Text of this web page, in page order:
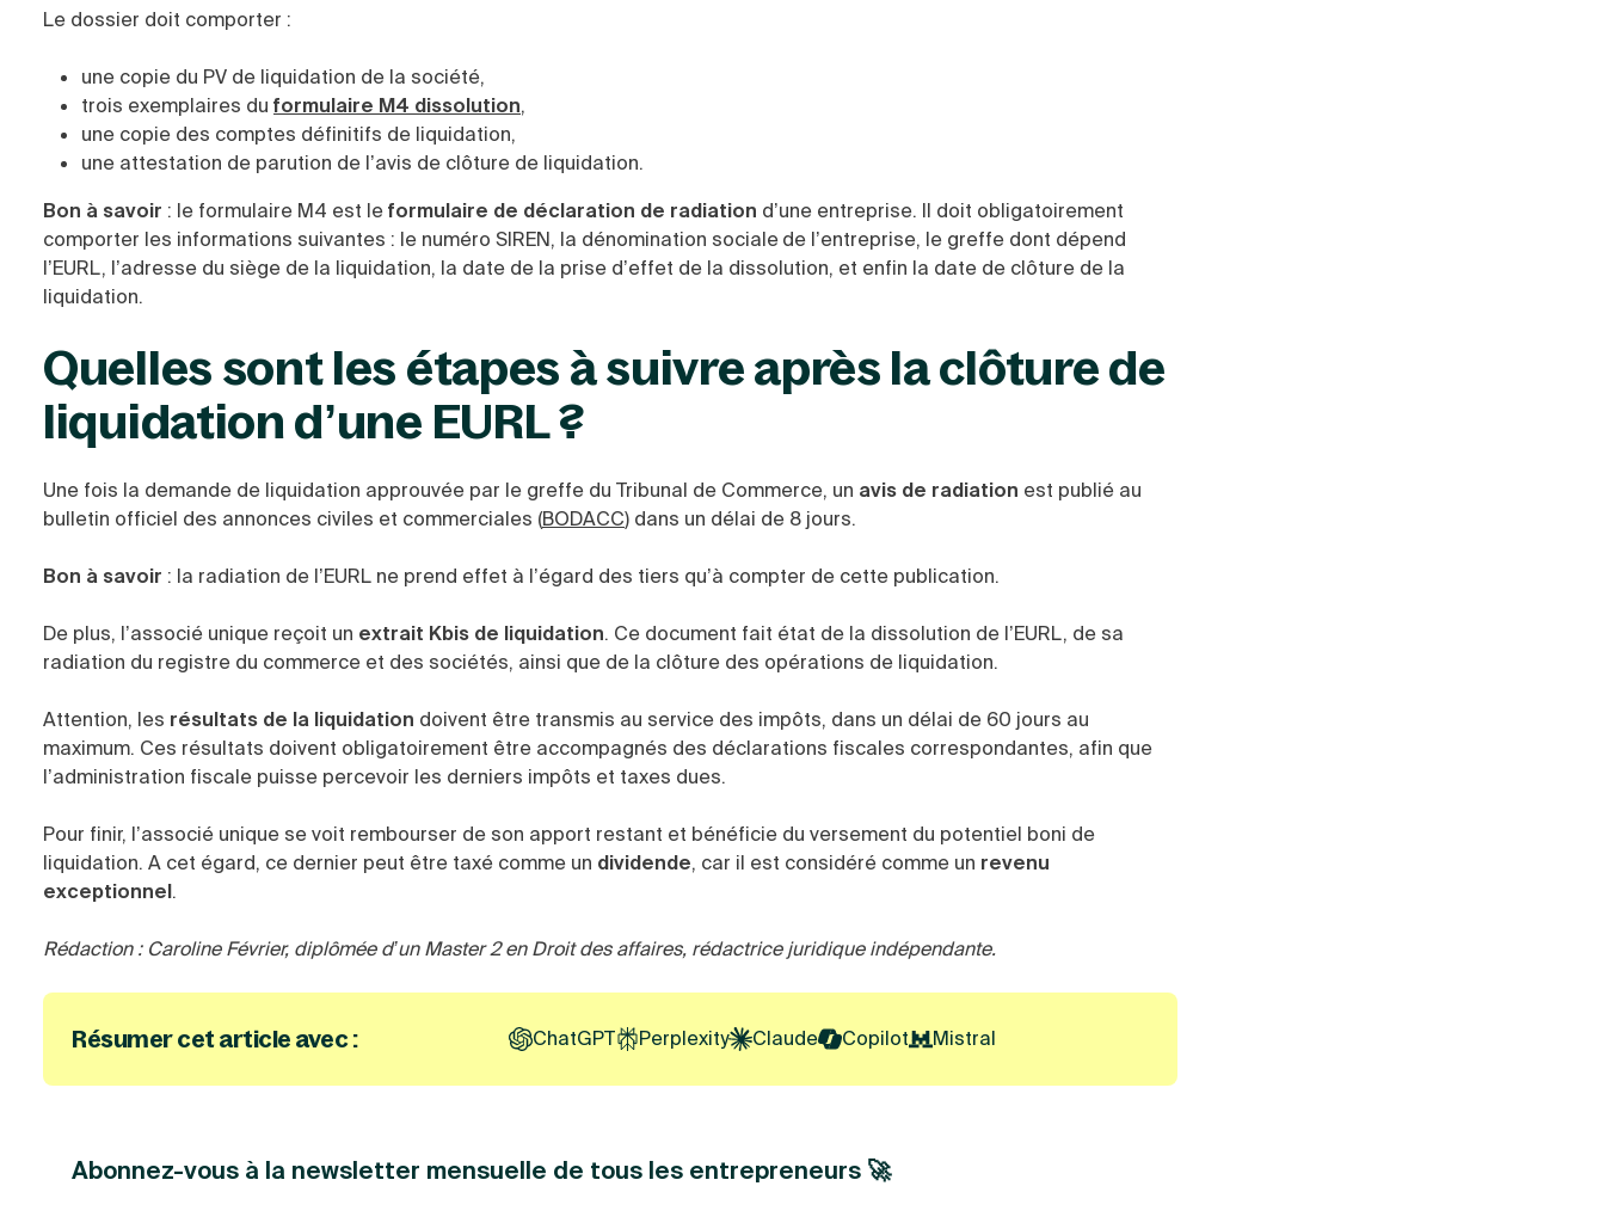
Le dossier doit comporter :
une copie du PV de liquidation de la société,
trois exemplaires du formulaire M4 dissolution,
une copie des comptes définitifs de liquidation,
une attestation de parution de l’avis de clôture de liquidation.
Bon à savoir : le formulaire M4 est leformulaire de déclaration de radiation d’une entreprise. Il doit obligatoirement
comporter les informations suivantes : le numéro SIREN, la dénomination sociale de l’entreprise, le greffe dont dépend
l’EURL, l’adresse du siège de la liquidation, la date de la prise d’effet de la dissolution, et enfin la date de clôture de la
liquidation.
Quelles sont les étapes à suivre après la clôture de
liquidation d’une EURL ?
Une fois la demande de liquidation approuvée par le greffe du Tribunal de Commerce, un avis de radiation est publié au
bulletin officiel des annonces civiles et commerciales (BODACC) dans un délai de 8 jours.
Bon à savoir : la radiation de l’EURL ne prend effet à l’égard des tiers qu’à compter de cette publication.
De plus, l’associé unique reçoit un extrait Kbis de liquidation. Ce document fait état de la dissolution de l’EURL, de sa
radiation du registre du commerce et des sociétés, ainsi que de la clôture des opérations de liquidation.
Attention, les résultats de la liquidation doivent être transmis au service des impôts, dans un délai de 60 jours au
maximum. Ces résultats doivent obligatoirement être accompagnés des déclarations fiscales correspondantes, afin que
l’administration fiscale puisse percevoir les derniers impôts et taxes dues.
Pour finir, l’associé unique se voit rembourser de son apport restant et bénéficie du versement du potentiel boni de
liquidation. A cet égard, ce dernier peut être taxé comme un dividende, car il est considéré comme un revenu
exceptionnel.
Rédaction : Caroline Février, diplômée d’un Master 2 en Droit des affaires, rédactrice juridique indépendante.
Résumer cet article avec : ChatGPT Perplexity Claude Copilot Mistral
Abonnez-vous à la newsletter mensuelle de tous les entrepreneurs 🚀